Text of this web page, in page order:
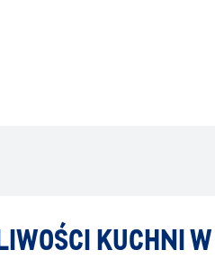
KUCHNI